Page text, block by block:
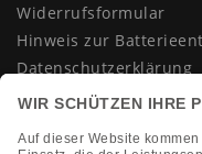
Widerrufsformular
Hinweis zur
Datenschutzerklärung
AGB